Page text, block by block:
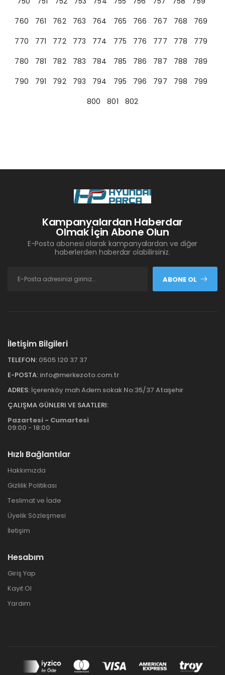
760
761 762 763 764 765 766 767 768
769
770
771 772 773 774 775 776 777 778
779
780
781 782 783 784 785 786 787 788
789
790
791 792 793 794 795 796 797 798
799
800
801 802
Kampanyalardan Haberdar
Olmak İçin Abone Olun
E-Posta abonesi olarak kampanyalardan ve diğer
haberlerden haberdar olabilirsiniz.
ABONE OL
İletişim Bilgileri
TELEFON: 0505 120 37 37
E-POSTA: info@merkezoto.com.tr
ADRES: İçerenköy mah Adem sokak No:35/37 Ataşehir
ÇALIŞMA GÜNLERI VE SAATLERI:
Pazartesi - Cumartesi
09:00 - 18:00
Hızlı Bağlantılar
Hakkımızda
Gizlilik Politikası
Teslimat ve İade
Üyelik Sözleşmesi
İletişim
Hesabım
Giriş Yap
Kayıt Ol
Yardım